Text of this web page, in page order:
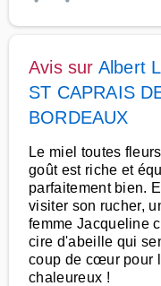
Avis sur Albert
ST CAPRAIS
BORDEAUX
Le miel toutes
goût est riche et
parfaitement bien.
visiter son rucher,
femme Jacqueline
cire d'abeille qui
coup de cœur pour
chaleureux !